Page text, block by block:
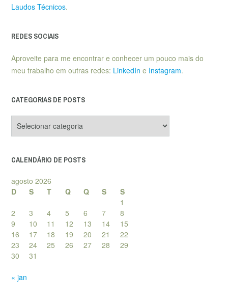
Laudos Técnicos.
REDES SOCIAIS
Aproveite para me encontrar e conhecer um pouco mais do
meu trabalho em outras redes: LinkedIn e Instagram.
CATEGORIAS DE POSTS
de
CALENDÁRIO DE POSTS
agosto 2026
D
S T Q Q S
S
1
2
3 4 5 6 7
8
9
10 11 12 13 14
15
16
17 18 19 20 21
22
23
24 25 26 27 28
29
30
31
« jan